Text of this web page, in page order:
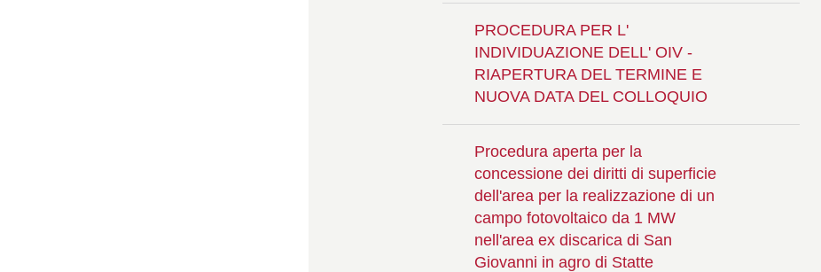
PROCEDURA PER L'
INDIVIDUAZIONE DELL' OIV -
RIAPERTURA DEL TERMINE E
NUOVA DATA DEL COLLOQUIO
Procedura aperta per la
concessione dei diritti di superficie
dell'area per la realizzazione di un
campo fotovoltaico da 1 MW
nell'area ex discarica di San
Giovanni in agro di Statte